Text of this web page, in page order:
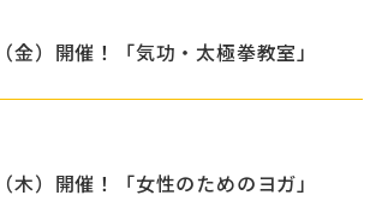
）開催！「気功・太極拳教室」
）開催！「女性のためのヨガ」